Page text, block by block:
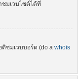
ชมเวบไซต์ได้ที่
ชมเวบบอร์ด (do a whois